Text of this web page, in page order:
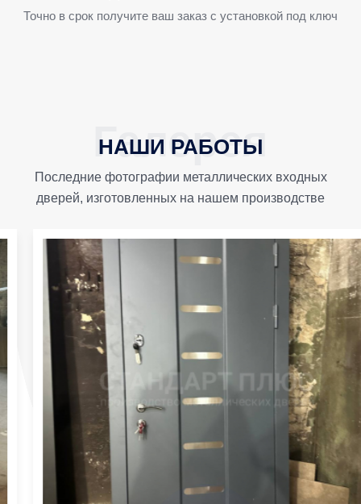
Точно в срок получите ваш заказ с установкой под ключ
НАШИ РАБОТЫ
Последние фотографии металлических входных
дверей, изготовленных на нашем производстве